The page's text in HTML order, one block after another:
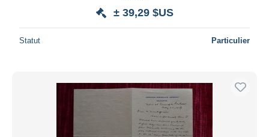
± 39,29 $US
Statut Particulier